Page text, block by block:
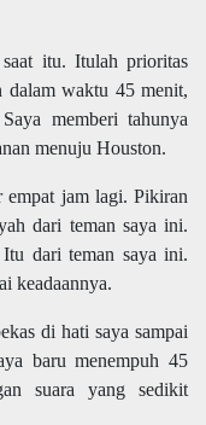
saat itu. Itulah prioritas
dalam waktu 45 menit,
memberi tahunya
menuju Houston.
empat jam lagi. Pikiran
dari teman saya ini.
dari teman saya ini.
keadaannya.
di hati saya sampai
baru menempuh 45
suara yang sedikit